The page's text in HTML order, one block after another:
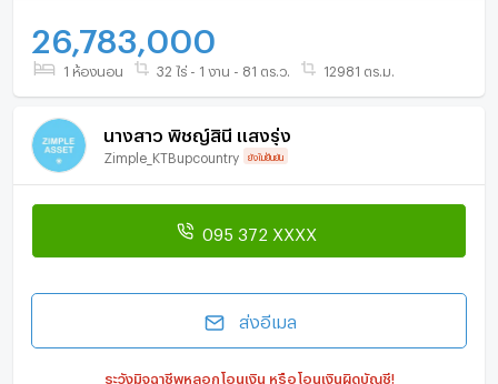
26,783,000
1 ห้องนอน 32 ไร่ - 1 งาน - 81 ตร.ว. 12981 ตร.ม.
นางสาว พิชญ์สินี แสงรุ่ง
Zimple_KTBupcountry ยังไม่ยืนยัน
095 372 XXXX
ส่งอีเมล
ระวังมิจฉาชีพหลอกโอนเงิน หรือโอนเงินผิดบัญชี!